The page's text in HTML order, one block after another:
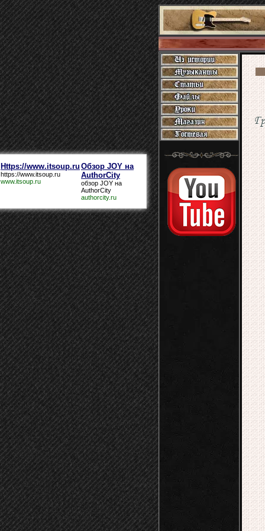
Https://www.itsoup.ru
https://www.itsoup.ru
www.itsoup.ru
Обзор JOY на
AuthorCity
обзор JOY на
AuthorCity
authorcity.ru